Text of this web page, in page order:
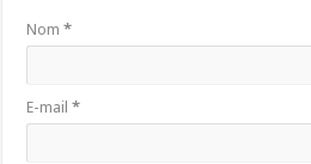
Nom*
E-mail*